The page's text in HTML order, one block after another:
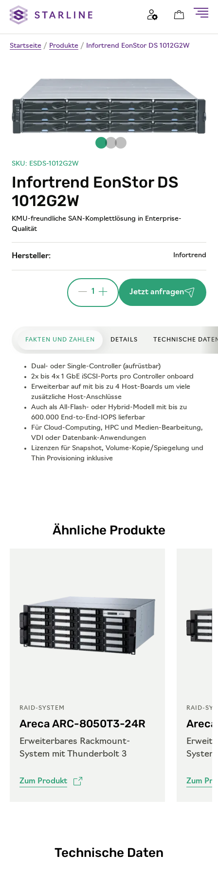
Startseite / Produkte / Infortrend EonStor DS 1012G2W
SKU: ESDS-1012G2W
Infortrend EonStor DS
1012G2W
KMU-freundliche SAN-Komplettlösung in Enterprise-
Qualität
Hersteller: Infortrend
1 Jetzt anfragen
FAKTEN UND ZAHLEN DETAILS TECHNISCHE
Dual- oder Single-Controller (aufrüstbar)
2x bis 4x 1 GbE iSCSI-Ports pro Controller onboard
Erweiterbar auf mit bis zu 4 Host-Boards um viele
zusätzliche Host-Anschlüsse
Auch als All-Flash- oder Hybrid-Modell mit bis zu
600.000 End-to-End-IOPS lieferbar
Für Cloud-Computing, HPC und Medien-Bearbeitung,
VDI oder Datenbank-Anwendungen
Lizenzen für Snapshot, Volume-Kopie/Spiegelung und
Thin Provisioning inklusive
Ähnliche Produkte
RAID-SYSTEM
Areca ARC-8050T3-24R
Erweiterbares Rackmount-
System mit Thunderbolt 3
Zum Produkt
RAID-
Zum
Technische Daten